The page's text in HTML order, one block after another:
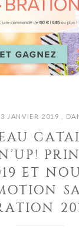
3 JANVIER 2019
ET